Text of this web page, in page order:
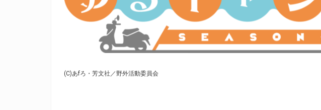
(C)あfろ・芳文社／野外活動委員会